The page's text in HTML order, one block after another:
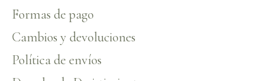
Formas de pago
Cambios y devoluciones
Política de envíos